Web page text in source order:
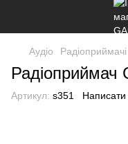
Аудіо Радіоприймачі
Радіоприймач
Артикул: s351 Написати